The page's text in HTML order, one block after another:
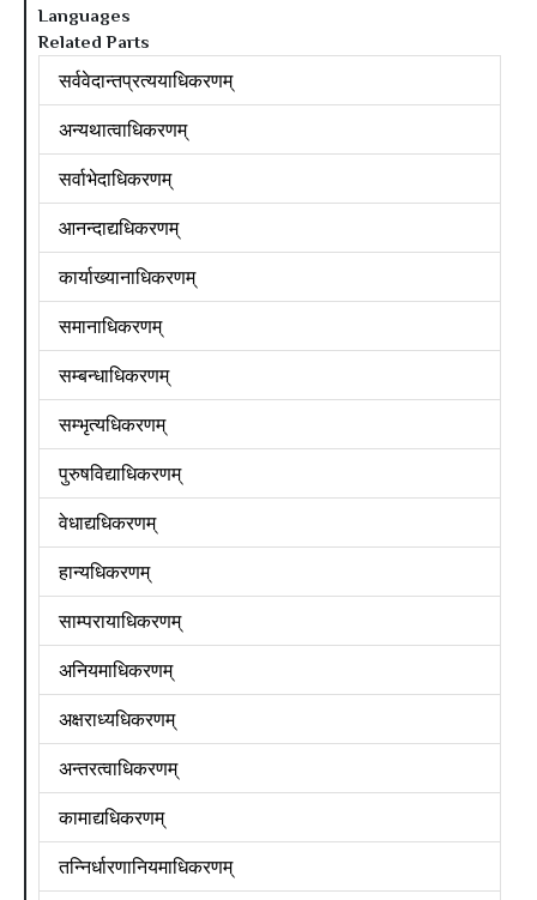
Languages
Related Parts
सर्ववेदान्तप्रत्ययाधिकरणम्
अन्यथात्वाधिकरणम्
सर्वाभेदाधिकरणम्
आनन्दाद्यधिकरणम्
कार्याख्यानाधिकरणम्
समानाधिकरणम्
सम्बन्धाधिकरणम्
सम्भृत्यधिकरणम्
पुरुषविद्याधिकरणम्
वेधाद्यधिकरणम्
हान्यधिकरणम्
साम्परायाधिकरणम्
अनियमाधिकरणम्
अक्षराध्यधिकरणम्
अन्तरत्वाधिकरणम्
कामाद्यधिकरणम्
तन्निर्धारणानियमाधिकरणम्